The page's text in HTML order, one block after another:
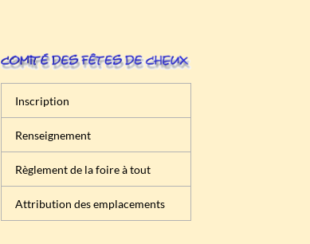
Inscription
Renseignement
Règlement de la foire à tout
Attribution des emplacements